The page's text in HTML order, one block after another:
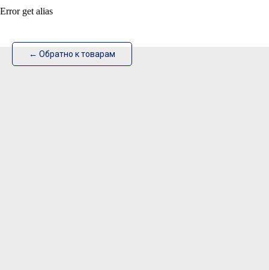
ИзотехПро
← Обратно к товарам
Error get alias